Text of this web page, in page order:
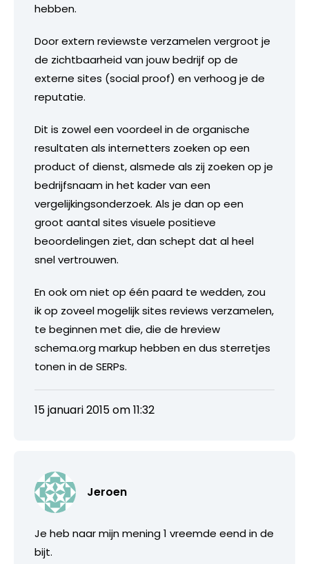
hebben.
Door extern reviewste verzamelen vergroot je
de zichtbaarheid van jouw bedrijf op de
externe sites (social proof) en verhoog je de
reputatie.
Dit is zowel een voordeel in de organische
resultaten als internetters zoeken op een
product of dienst, alsmede als zij zoeken op je
bedrijfsnaam in het kader van een
vergelijkingsonderzoek. Als je dan op een
groot aantal sites visuele positieve
beoordelingen ziet, dan schept dat al heel
snel vertrouwen.
En ook om niet op één paard te wedden, zou
ik op zoveel mogelijk sites reviews verzamelen,
te beginnen met die, die de hreview
schema.org markup hebben en dus sterretjes
tonen in de SERPs.
15 januari 2015 om 11:32
Jeroen
Je heb naar mijn mening 1 vreemde eend in de
bijt.